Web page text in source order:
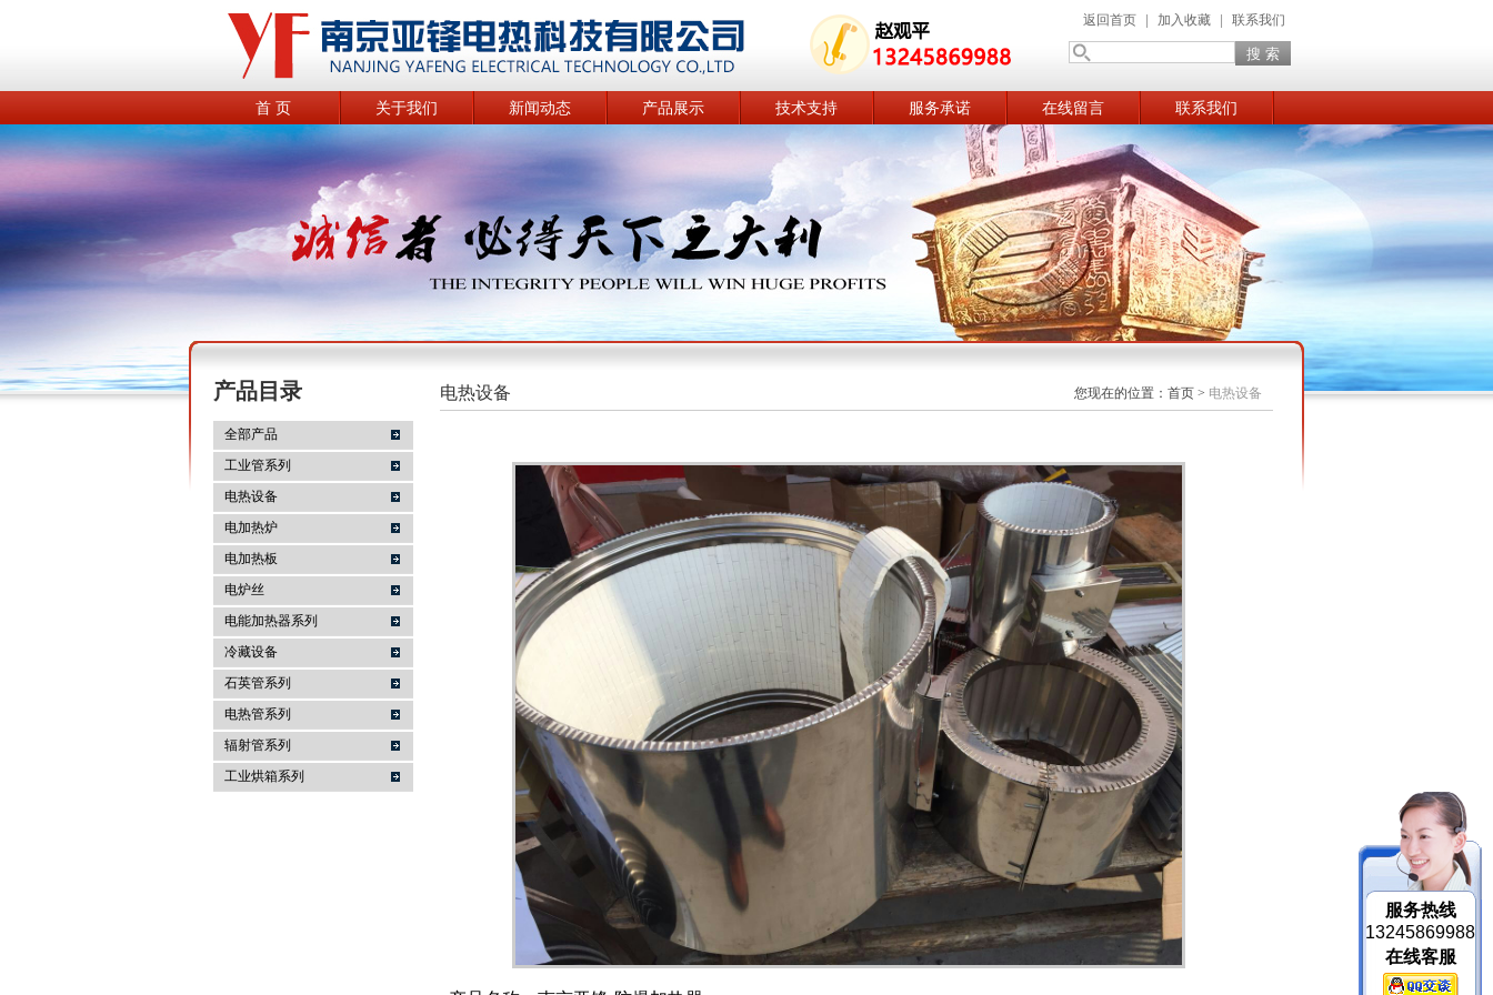
南京亚锋电热科技有限公司 13245869988
返回首页 加入收藏 联系我们
首 页 关于我们 新闻动态 产品展示 技术支持 服务承诺 在线留言 联系我们
产品目录
全部产品
工业管系列
电热设备
电加热炉
电加热板
电炉丝
电能加热器系列
冷藏设备
石英管系列
电热管系列
辐射管系列
工业烘箱系列
电热设备 您现在的位置： 首页 > 电热设备
服务热线
13245869988
在线客服